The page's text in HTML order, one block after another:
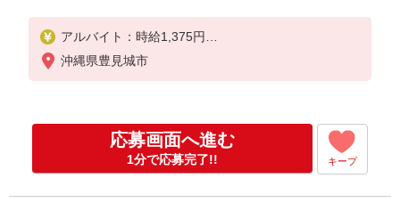
アルバイト：時給1,375円
契約社員：月給195,000円〜
※試用期間3か月は（同額）195,000円
沖縄県豊見城市
応募画面へ進む
1分で応募完了!! キープ